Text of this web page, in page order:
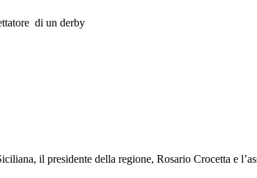
di un derby
il presidente della regione, Rosario Crocetta e